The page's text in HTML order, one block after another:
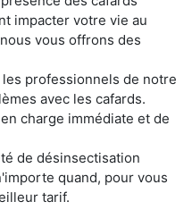
impacter votre vie au
vous offrons des
professionnels de notre
avec les cafards.
charge immédiate et de
de désinsectisation
quand, pour vous
tarif.